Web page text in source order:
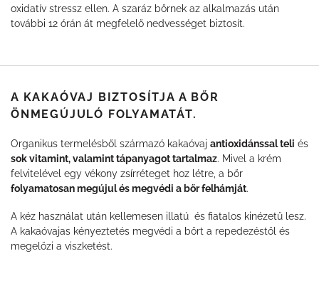
oxidatív stressz ellen. A szaráz bőrnek az alkalmazás után
további 12 órán át megfelelő nedvességet biztosít.
A KAKAÓVAJ BIZTOSÍTJA A BŐR
ÖNMEGÚJULÓ FOLYAMATÁT.
Organikus termelésből származó kakaóvaj antioxidánssal teli és
sok vitamint, valamint tápanyagot tartalmaz. Mivel a krém
felvitelével egy vékony zsírréteget hoz létre, a bőr
folyamatosan megújul és megvédi a bőr felhámját.
A kéz használat után kellemesen illatú és fiatalos kinézetű lesz.
A kakaóvajas kényeztetés megvédi a bőrt a repedezéstől és
megelőzi a viszketést.